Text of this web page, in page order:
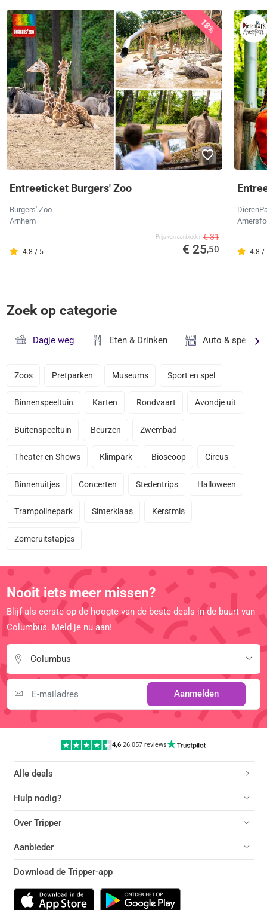
18%
Entreeticket Burgers' Zoo
Burgers' Zoo
Arnhem
4.8 / 5
Prijs van aanbieder € 31
€ 25,50 4.8 /
Zoek op categorie
Dagje weg Eten & Drinken Auto &
Zoos Pretparken Museums Sport en spel
Binnenspeeltuin Karten Rondvaart Avondje uit
Buitenspeeltuin Beurzen Zwembad
Theater en Shows Klimpark Bioscoop Circus
Binnenuitjes Concerten Stedentrips Halloween
Trampolinepark Sinterklaas Kerstmis
Zomeruitstapjes
Nooit iets meer missen?
Blijf als eerste op de hoogte van de beste deals in de buurt van
Columbus. Meld je nu aan!
Columbus
Aanmelden
4,6 |26.057 reviews
Alle deals
Hulp nodig?
Over Tripper
Aanbieder
Download de Tripper-app